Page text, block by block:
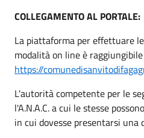
COLLEGAMENTO AL PORTALE:
La piattaforma per effettuare
modalità on line è
https://
L'autorità competente per le
l'A.N.A.C. a cui le stesse
in cui dovesse presentarsi una